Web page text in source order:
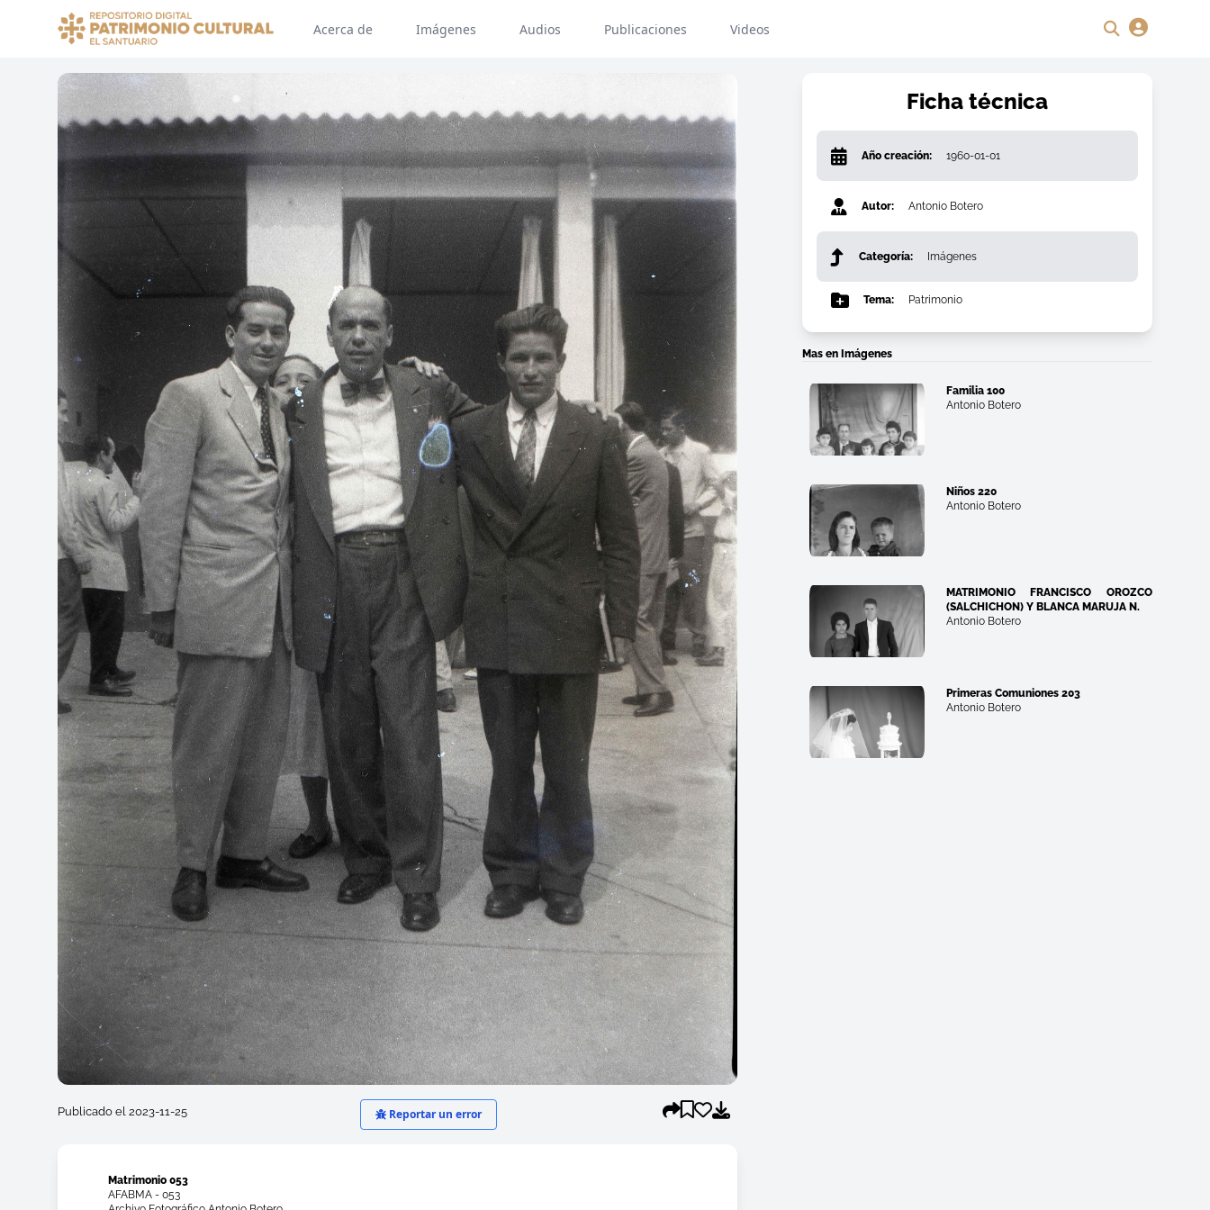
Acerca de Imágenes Audios Publicaciones Videos
Publicado el 2023-11-25 Reportar un error
Matrimonio 053
AFABMA - 053
Ficha técnica
Año creación: 1960-01-01
Autor: Antonio Botero
Categoría: Imágenes
Tema: Patrimonio
Mas en Imágenes
Familia 100
Antonio Botero
Niños 220
Antonio Botero
MATRIMONIO FRANCISCO OROZCO
(SALCHICHON) Y BLANCA MARUJA N.
Antonio Botero
Primeras Comuniones 203
Antonio Botero